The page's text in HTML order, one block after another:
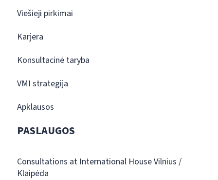
Viešieji pirkimai
Karjera
Konsultacinė taryba
VMI strategija
Apklausos
PASLAUGOS
Consultations at International House Vilnius /
Klaipėda